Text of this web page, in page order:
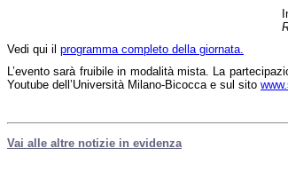
Vedi qui il programma completo della giornata.
L’evento sarà fruibile in modalità mista. La
Youtube dell’Università Milano-Bicocca e sul sito
Vai alle altre notizie in evidenza